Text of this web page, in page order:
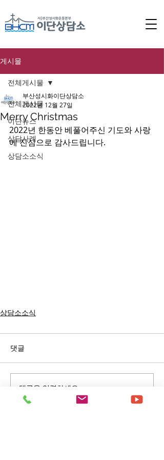
게시물
전체게시물
이단뉴스
상담사례
상담소소식
전체게시물
Merry Christmas
부산성시화이단상담소
2022년 12월 27일
2022년 한동안 베풀어주신 기도와 사랑
에 진심으로 감사드립니다.
상담소소식
댓글
댓글을 입력하세요.